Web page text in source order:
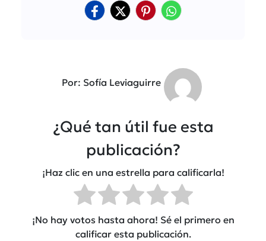
Por: Sofía Leviaguirre
¿Qué tan útil fue esta
publicación?
¡Haz clic en una estrella para calificarla!
¡No hay votos hasta ahora! Sé el primero en
calificar esta publicación.